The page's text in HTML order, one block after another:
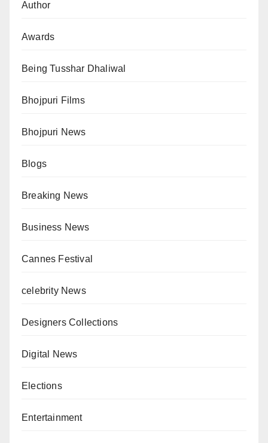
Author
Awards
Being Tusshar Dhaliwal
Bhojpuri Films
Bhojpuri News
Blogs
Breaking News
Business News
Cannes Festival
celebrity News
Designers Collections
Digital News
Elections
Entertainment